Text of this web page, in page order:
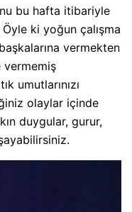
bu hafta itibariyle
Öyle ki yoğun çalışma
vermekten
vermemiş
umutlarınızı
olaylar içinde
duygular, gurur,